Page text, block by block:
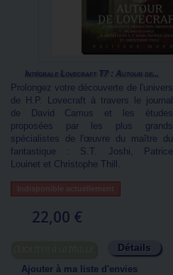
Intégrale Lovecraft T7 : Autour de...
Prolongez votre découverte de l'univers
de H.P. Lovecraft à travers le journal
de David Camus et les études
proposées par les plus grands
spécialistes de l'œuvre du maître du
fantastique : S.T. Joshi, Patrice
Louinet et Christophe Thill.
Indisponible actuellement
22,00 €
Détails
Ajouter à ma liste d'envies